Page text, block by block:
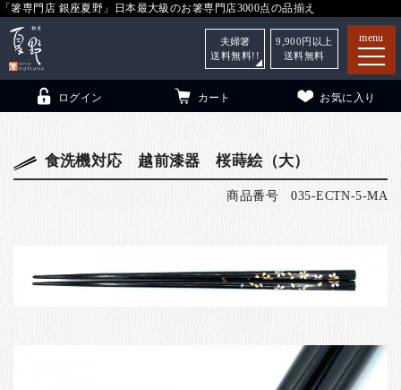
「箸専門店 銀座夏野」日本最大級のお箸専門店3000点の品揃え
menu
銀座夏野・箸長について
ログイン カート お気に入り
夫婦箸
送料無料!!
9,900 円以上
送料無料
食洗機対応 越前漆器 桜蒔絵（大）
商品番号 035-ECTN-5-MA